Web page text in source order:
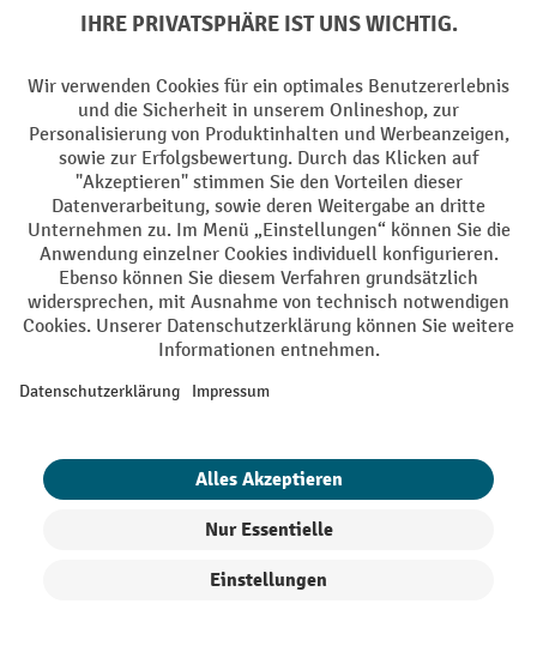
Kontakt
Kontaktieren Sie uns über unserKontaktformular
Vertrag widerrufen
Käuferschutz
Mit geprüfter Qualität, Sicherheit und Transparenz ist jh-
profishop.de in hohem Maße vertrauenswürdig.
Versandkostenfrei ab 250€
Persönliche Kaufberatung